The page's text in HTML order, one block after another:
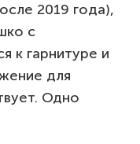
2019 года),
с
к гарнитуре и
для
Одно